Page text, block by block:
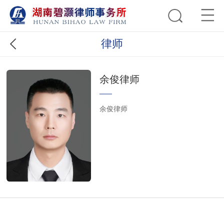
律师
余俊律师
余俊律师